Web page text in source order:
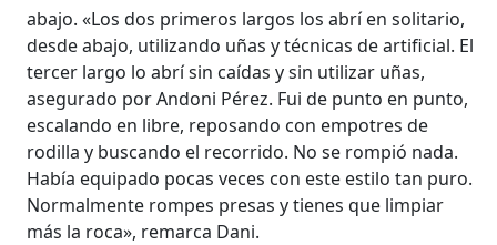
abajo. «Los dos primeros largos los abrí en solitario,
desde abajo, utilizando uñas y técnicas de artificial. El
tercer largo lo abrí sin caídas y sin utilizar uñas,
asegurado por Andoni Pérez. Fui de punto en punto,
escalando en libre, reposando con empotres de
rodilla y buscando el recorrido. No se rompió nada.
Había equipado pocas veces con este estilo tan puro.
Normalmente rompes presas y tienes que limpiar
más la roca», remarca Dani.